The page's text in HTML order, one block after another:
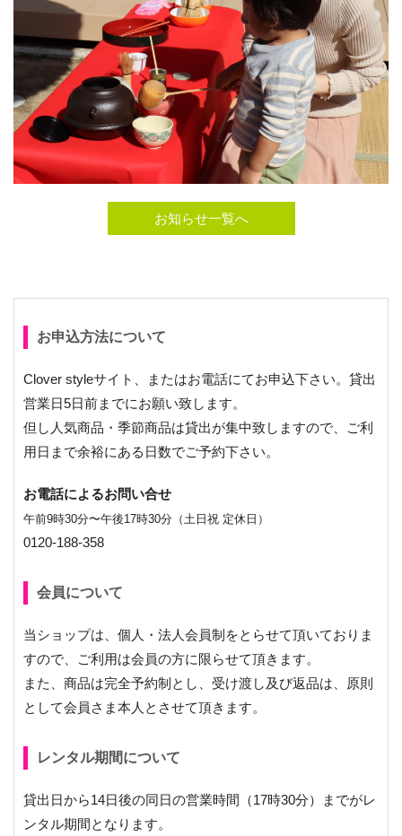
お知らせ一覧へ
お申込方法について
Clover styleサイト、またはお電話にてお申込下さい。貸出
営業日5日前までにお願い致します。
但し人気商品・季節商品は貸出が集中致しますので、ご利
用日まで余裕にある日数でご予約下さい。
お電話によるお問い合せ
午前9時30分〜午後17時30分（土日祝 定休日）
0120-188-358
会員について
当ショップは、個人・法人会員制をとらせて頂いておりま
すので、ご利用は会員の方に限らせて頂きます。
また、商品は完全予約制とし、受け渡し及び返品は、原則
として会員さま本人とさせて頂きます。
レンタル期間について
貸出日から14日後の同日の営業時間（17時30分）までがレ
ンタル期間となります。